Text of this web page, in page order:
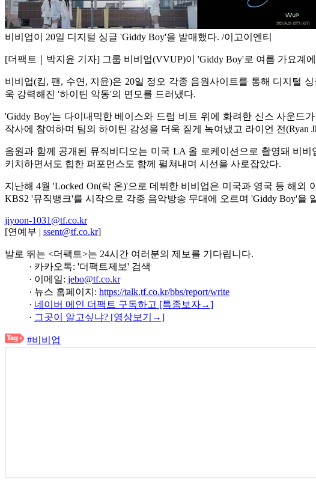
비비업이 20일 디지털 싱글 'Giddy Boy'을 발매했다. /이고이엔티
[더팩트｜박지윤 기자] 그룹 비비업(VVUP)이 'Giddy Boy'로 여름 가요계
비비업(킴, 팬, 수연, 지윤)은 20일 정오 각종 음원사이트를 통해 디지털
욱 강력해진 '하이틴 악동'의 면모를 드러냈다.
'Giddy Boy'는 다이내믹한 베이스와 드럼 비트 위에 화려한 신스 사운드
작사에 참여하며 팀의 하이틴 감성을 더욱 짙게 녹여냈고 라이언 전(Ryan
음원과 함께 공개된 뮤직비디오는 미국 LA 올 로케이션으로 촬영돼 비
키치하면서도 힙한 퍼포먼스도 함께 펼쳐내며 시선을 사로잡았다.
지난해 4월 'Locked On(락 온)'으로 데뷔한 비비업은 미국과 영국 등 해
KBS2 '뮤직뱅크'를 시작으로 각종 음악방송 무대에 오르며 'Giddy Boy'을
jiyoon-1031@tf.co.kr
[연예부 | ssent@tf.co.kr]
발로 뛰는 <더팩트>는 24시간 여러분의 제보를 기다립니다.
· 카카오톡: '더팩트제보' 검색
· 이메일: jebo@tf.co.kr
· 뉴스 홈페이지: https://talk.tf.co.kr/bbs/report/write
· 네이버 메인 더팩트 구독하고 [특종보자→]
· 그곳이 알고싶냐? [영상보기→]
#비비업